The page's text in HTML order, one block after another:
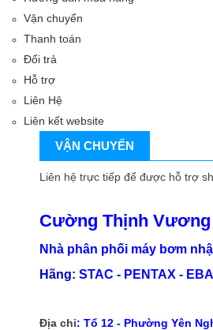
Vận chuyển
Thanh toán
Đổi trả
Hỗ trợ
Liên Hệ
Liên kết website
VẬN CHUYỂN
Liên hệ trực tiếp để được hỗ trợ
Cường Thịnh Vương
Nhà phân phối máy bơm
Hãng: STAC - PENTAX -
Địa chỉ: Tổ 12 - Phường Yên